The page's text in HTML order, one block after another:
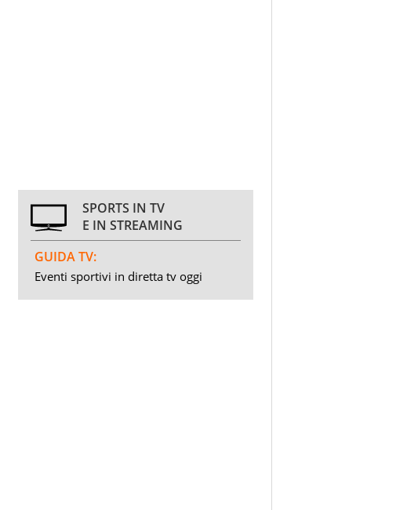
SPORTS IN TV
E IN STREAMING
GUIDA TV:
Eventi sportivi in diretta tv oggi